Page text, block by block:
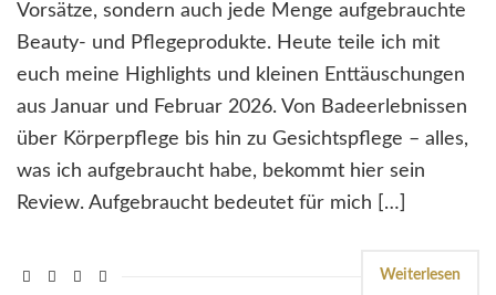
Vorsätze, sondern auch jede Menge aufgebrauchte
Beauty- und Pflegeprodukte. Heute teile ich mit
euch meine Highlights und kleinen Enttäuschungen
aus Januar und Februar 2026. Von Badeerlebnissen
über Körperpflege bis hin zu Gesichtspflege – alles,
was ich aufgebraucht habe, bekommt hier sein
Review. Aufgebraucht bedeutet für mich […]
Weiterlesen